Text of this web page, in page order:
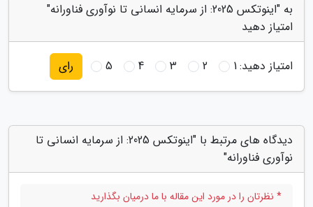
به "اینوتکس 2025: از سرمایه انسانی تا نوآوری فناورانه"
امتیاز دهید
امتیاز دهید:1
2
3
4
5 رای
دیدگاه های مرتبط با "اینوتکس 2025: از سرمایه انسانی تا
نوآوری فناورانه"
* نظرتان را در مورد این مقاله با ما درمیان بگذارید